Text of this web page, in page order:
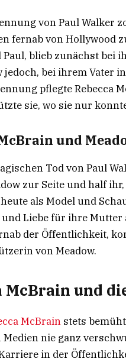
von Paul Walker
fernab von Hollywood
Paul, blieb zunächst bei
jedoch, bei ihrem Vater
pflegte Rebecca
sie, wo sie nur
und
Tod von Paul
zur Seite und half
heute als Model und
Liebe für ihre Mutter
der Öffentlichkeit,
von Meadow.
McBrain und
McBrain stets
Medien nie ganz
in der